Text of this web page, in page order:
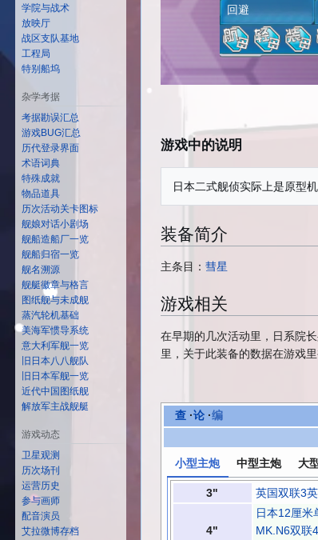
回避
游戏中的说明
装备简介
主条目： 彗星
游戏相关
在早期的几次活动里，日系院
里，关于此装备的数据在游戏
查 ·论 ·编
小型主炮
中型主炮 大
3" 英国双联3
4"
日本12厘米
MK.N6双联
学院与战术
放映厅
战区支队基地
工程局
特别船坞
杂学考据
考据勘误汇总
游戏BUG汇总
历代登录界面
术语词典
特殊成就
物品道具
历次活动关卡图标
舰娘对话小剧场
舰船造船厂一览
舰船归宿一览
舰名溯源
舰艇徽章与格言
图纸舰与未成舰
蒸汽轮机基础
美海军惯导系统
意大利军舰一览
旧日本八八舰队
旧日本军舰一览
近代中国图纸舰
解放军主战舰艇
游戏动态
卫星观测
历次场刊
运营历史
参与画师
配音演员
艾拉微博存档